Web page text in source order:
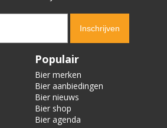
Populair
Bier merken
Bier aanbiedingen
Bier nieuws
Bier shop
Bier agenda